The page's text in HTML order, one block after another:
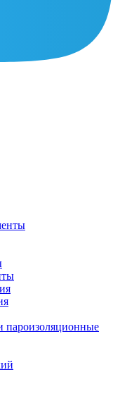
пароизоляционные